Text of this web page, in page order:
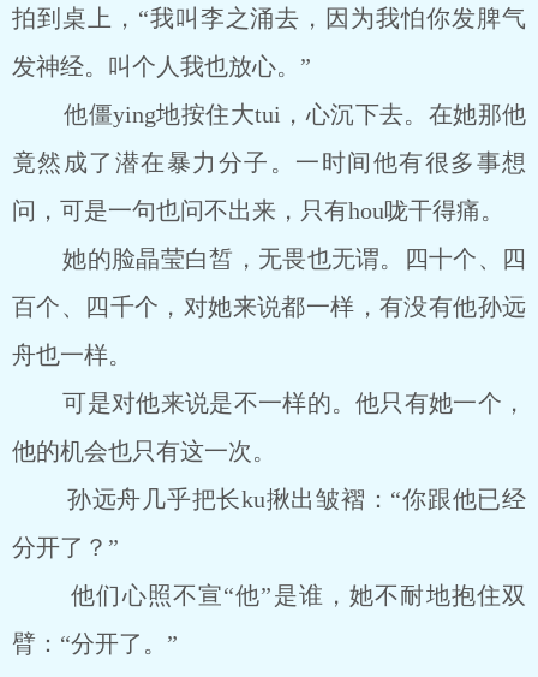
拍到桌上，“我叫李之涌去，因为我怕你发脾气
发神经。叫个人我也放心。”
他僵ying地按住大tui，心沉下去。在她那他
竟然成了潜在暴力分子。一时间他有很多事想
问，可是一句也问不出来，只有hou咙干得痛。
她的脸晶莹白皙，无畏也无谓。四十个、四
百个、四千个，对她来说都一样，有没有他孙远
舟也一样。
可是对他来说是不一样的。他只有她一个，
他的机会也只有这一次。
孙远舟几乎把长ku揪出皱褶：“你跟他已经
分开了？”
他们心照不宣“他”是谁，她不耐地抱住双
臂：“分开了。”